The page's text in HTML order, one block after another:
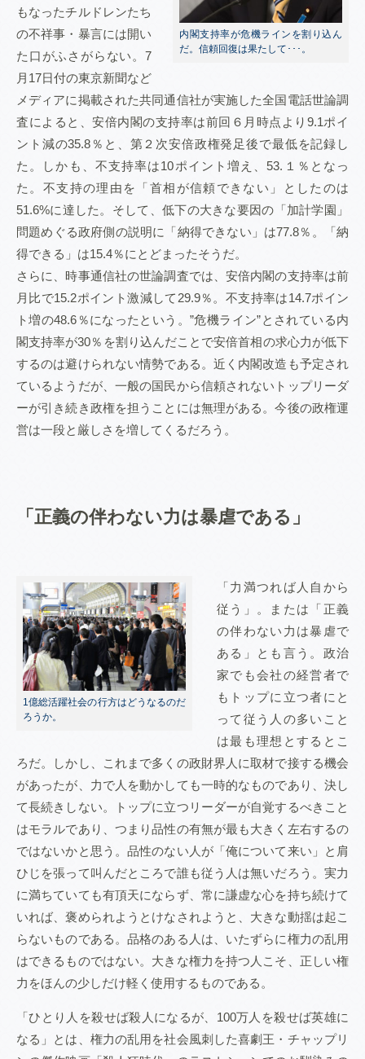
内閣支持率が危機ラインを割り込ん
だ。信頼回復は果たして･･･。
もなったチルドレンたち
の不祥事・暴言には開い
た口がふさがらない。7
月17日付の東京新聞など
メディアに掲載された共同通信社が実施した全国電話世論調
査によると、安倍内閣の支持率は前回６月時点より9.1ポイ
ント減の35.8％と、第２次安倍政権発足後で最低を記録し
た。しかも、不支持率は10ポイント増え、53.１％となっ
た。不支持の理由を「首相が信頼できない」としたのは
51.6%に達した。そして、低下の大きな要因の「加計学園」
問題めぐる政府側の説明に「納得できない」は77.8％。「納
得できる」は15.4％にとどまったそうだ。
さらに、時事通信社の世論調査では、安倍内閣の支持率は前
月比で15.2ポイント激減して29.9％。不支持率は14.7ポイン
ト増の48.6％になったという。”危機ライン”とされている内
閣支持率が30％を割り込んだことで安倍首相の求心力が低下
するのは避けられない情勢である。近く内閣改造も予定され
ているようだが、一般の国民から信頼されないトップリーダ
ーが引き続き政権を担うことには無理がある。今後の政権運
営は一段と厳しさを増してくるだろう。
「正義の伴わない力は暴虐である」
1億総活躍社会の行方はどうなるのだ
ろうか。
「力満つれば人自から
従う」。または「正義
の伴わない力は暴虐で
ある」とも言う。政治
家でも会社の経営者で
もトップに立つ者にと
って従う人の多いこと
は最も理想とするとこ
ろだ。しかし、これまで多くの政財界人に取材で接する機会
があったが、力で人を動かしても一時的なものであり、決し
て長続きしない。トップに立つリーダーが自覚するべきこと
はモラルであり、つまり品性の有無が最も大きく左右するの
ではないかと思う。品性のない人が「俺について来い」と肩
ひじを張って叫んだところで誰も従う人は無いだろう。実力
に満ちていても有頂天にならず、常に謙虚な心を持ち続けて
いれば、褒められようとけなされようと、大きな動揺は起こ
らないものである。品格のある人は、いたずらに権力の乱用
はできるものではない。大きな権力を持つ人こそ、正しい権
力をほんの少しだけ軽く使用するものである。
「ひとり人を殺せば殺人になるが、100万人を殺せば英雄に
なる」とは、権力の乱用を社会風刺した喜劇王・チャップリ